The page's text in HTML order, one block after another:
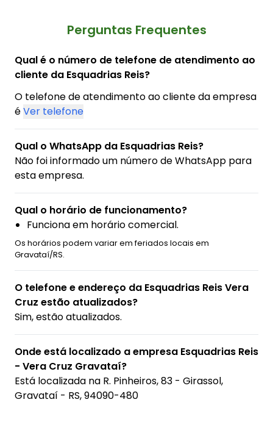
Perguntas Frequentes
Qual é o número de telefone de atendimento ao
cliente da Esquadrias Reis?
O telefone de atendimento ao cliente da empresa
éVer telefone
Qual o WhatsApp da Esquadrias Reis?
Não foi informado um número de WhatsApp para
esta empresa.
Qual o horário de funcionamento?
Funciona em horário comercial.
Os horários podem variar em feriados locais em
Gravataí/RS.
O telefone e endereço da Esquadrias Reis Vera
Cruz estão atualizados?
Sim, estão atualizados.
Onde está localizado a empresa Esquadrias Reis
- Vera Cruz Gravataí?
Está localizada na R. Pinheiros, 83 - Girassol,
Gravataí - RS, 94090-480